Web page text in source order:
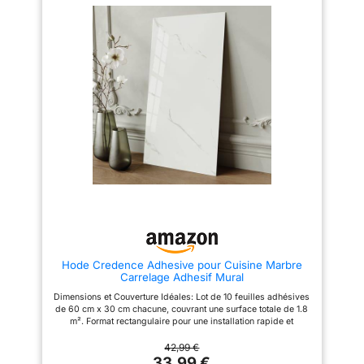
placard ou des fonds de tiroir,
décorer et protéger la surface
d’une table, etc. DESIGN
RACCORDABLE : Grâce à son
design exclusif, juxtaposez
plusieurs crédences en largeur
ou en hauteur pour couvrir de
plus grandes surfaces sans
rupture visuelle ! MATERIAU
DURABLE : PVC multicouche
épaisseur totale 200 µm, avec
couche supérieure
imperméabilisée, résistant à
l’humidité, au temps et à
plaque de protection en verre
matériau vinyle de la chaleur
directe des brûleurs.
lavable avec le côté doux d’une
éponge et à l’eau,
éventuellement savonneuse. Ne
fixés. Design & Options: Le
panneau mural decoratif imite
une texture marbre réaliste avec
plusieurs choix de couleurs (A à
P). Il améliore nettement
l'esthétique de la pièce avec
décorative. Installation
autocollante: Grâce au carrelage
adhesif mural cuisine, vous
pouvez découper et assembler
le revêtement selon vos
besoins. Décollez le film et
appliquez directement ; une
seule personne suffit pour
dalle pvc adhesive murale pour
de bain. La surface résiste à
l'eau et à l'huile, les taches du
chiffon. Disponible en largeurs
40 cm, 60 cm ou 80 cm x 300
cm par rouleau.
Hode Credence Adhesive pour Cuisine Marbre
Carrelage Adhesif Mural
Dimensions et Couverture Idéales: Lot de 10 feuilles adhésives
de 60 cm x 30 cm chacune, couvrant une surface totale de 1.8
m². Format rectangulaire pour une installation rapide et
Facile, Idéale pour le DIY：Adhésif renforcé permettant un
repositionnement limité pendant la pose. Convient parfaitement
42,99 €